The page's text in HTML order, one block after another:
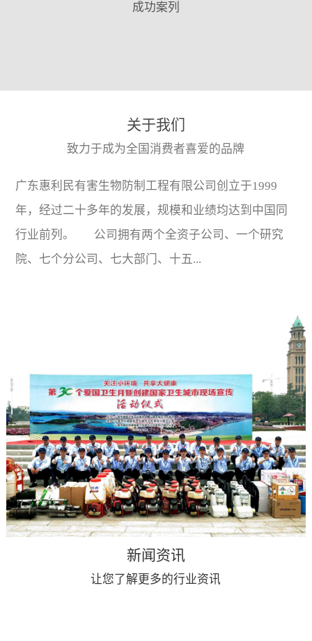
成功案列
关于我们
致力于成为全国消费者喜爱的品牌
广东惠利民有害生物防制工程有限公司创立于1999
年，经过二十多年的发展，规模和业绩均达到中国同
行业前列。 公司拥有两个全资子公司、一个研究
院、七个分公司、七大部门、十五...
新闻资讯
让您了解更多的行业资讯